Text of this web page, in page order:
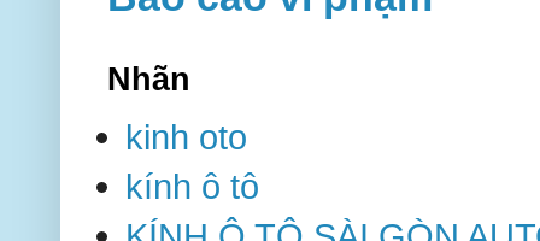
Nhãn
kinh oto
kính ô tô